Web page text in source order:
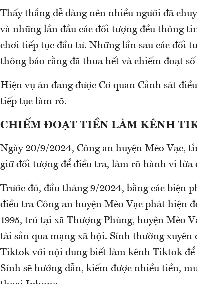
Thấy thắng dễ dàng nên nhiều người đã
và những lần đầu các đối tượng đều thông
chơi tiếp tục đầu tư. Những lần sau các đối
thông báo rằng đã thua hết và chiếm đoạt
Hiện vụ án đang được Cơ quan Cảnh sát
tiếp tục làm rõ.
CHIẾM ĐOẠT TIỀN LÀM KÊNH
Ngày 20/9/2024, Công an huyện Mèo Vạc,
giữ đối tượng để điều tra, làm rõ hành vi lừa
Trước đó, đầu tháng 9/2024, bằng các biện
điều tra Công an huyện Mèo Vạc phát hiện
1995, trú tại xã Thượng Phùng, huyện Mèo
tài sản qua mạng xã hội. Sính thường xuyên
Tiktok với nội dung biết làm kênh Tiktok
Sính sẽ hướng dẫn, kiếm được nhiều tiền,